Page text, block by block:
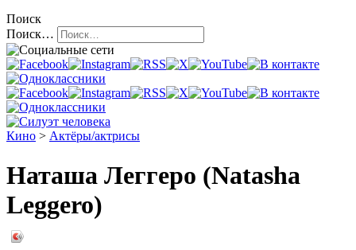
Поиск
Поиск…
Кино > Актёры/актрисы
Наташа Леггеро (Natasha
Leggero)